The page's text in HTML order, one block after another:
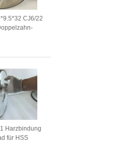
CJ6/22
Harzbindung
für HSS